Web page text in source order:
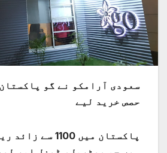
حصص خرید لیے
پاکستان میں 1100